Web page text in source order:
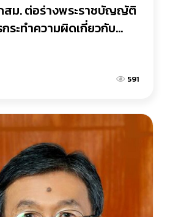
สม. ต่อร่างพระราชบัญญัติ
ระทำความผิดเกี่ยวกับ
การสื่อสาร แสดงความคิด591